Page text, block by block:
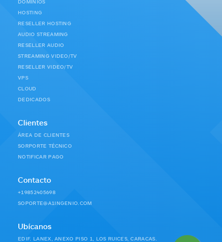
DOMINIOS
HOSTING
RESELLER HOSTING
AUDIO STREAMING
RESELLER AUDIO
STREAMING VIDEO/TV
RESELLER VIDEO/TV
VPS
CLOUD
DEDICADOS
Clientes
ÁREA DE CLIENTES
SORPORTE TÉCNICO
NOTIFICAR PAGO
Contacto
+19852405698
SOPORTE@A1INGENIO.COM
Ubícanos
EDIF. LANEX, ANEXO PISO 1, LOS RUICES, CARACAS.